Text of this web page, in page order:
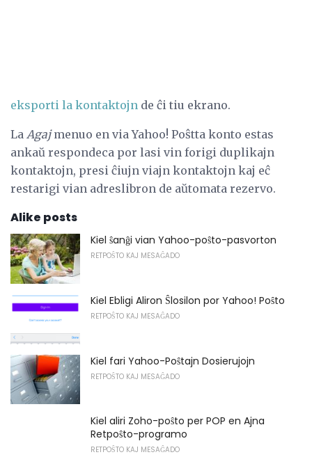
eksporti la kontaktojn de ĉi tiu ekrano.
La Agajmenuo en via Yahoo! Poŝtta konto estas
ankaŭ respondeca por lasi vin forigi duplikajn
kontaktojn, presi ĉiujn viajn kontaktojn kaj eĉ
restarigi vian adreslibron de aŭtomata rezervo.
Alike posts
Kiel ŝanĝi vian Yahoo-poŝto-pasvorton
RETPOŜTO KAJ MESAĜADO
Kiel Ebligi Aliron Ŝlosilon por Yahoo! Poŝto
RETPOŜTO KAJ MESAĜADO
Kiel fari Yahoo-Poŝtajn Dosierujojn
RETPOŜTO KAJ MESAĜADO
Kiel aliri Zoho-poŝto per POP en Ajna
Retpoŝto-programo
RETPOŜTO KAJ MESAĜADO